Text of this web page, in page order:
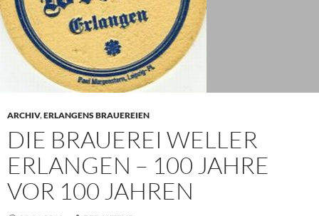
ARCHIV,ERLANGENS BRAUEREIEN
DIE BRAUEREI WELLER
ERLANGEN – 100 JAHRE
VOR 100 JAHREN